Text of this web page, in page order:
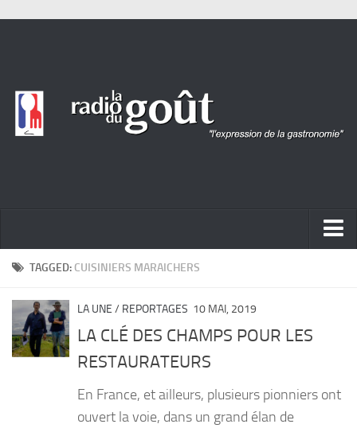
ACTUALITÉ
PORTRAITS
LIVRES
TAGGED: CUISINIERS MARAICHERS
LA UNE / REPORTAGES 10 MAI, 2019
LA CLÉ DES CHAMPS POUR LES
RESTAURATEURS
En France, et ailleurs, plusieurs pionniers ont
ouvert la voie, dans un grand élan de